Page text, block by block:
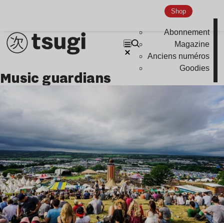
Shop
Abonnement
Magazine
Anciens numéros
Goodies
music guardians